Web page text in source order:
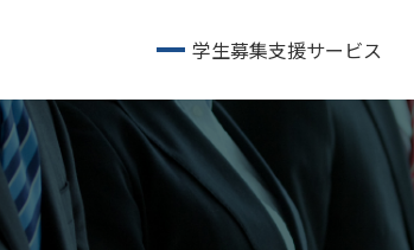
学生募集支援サービス